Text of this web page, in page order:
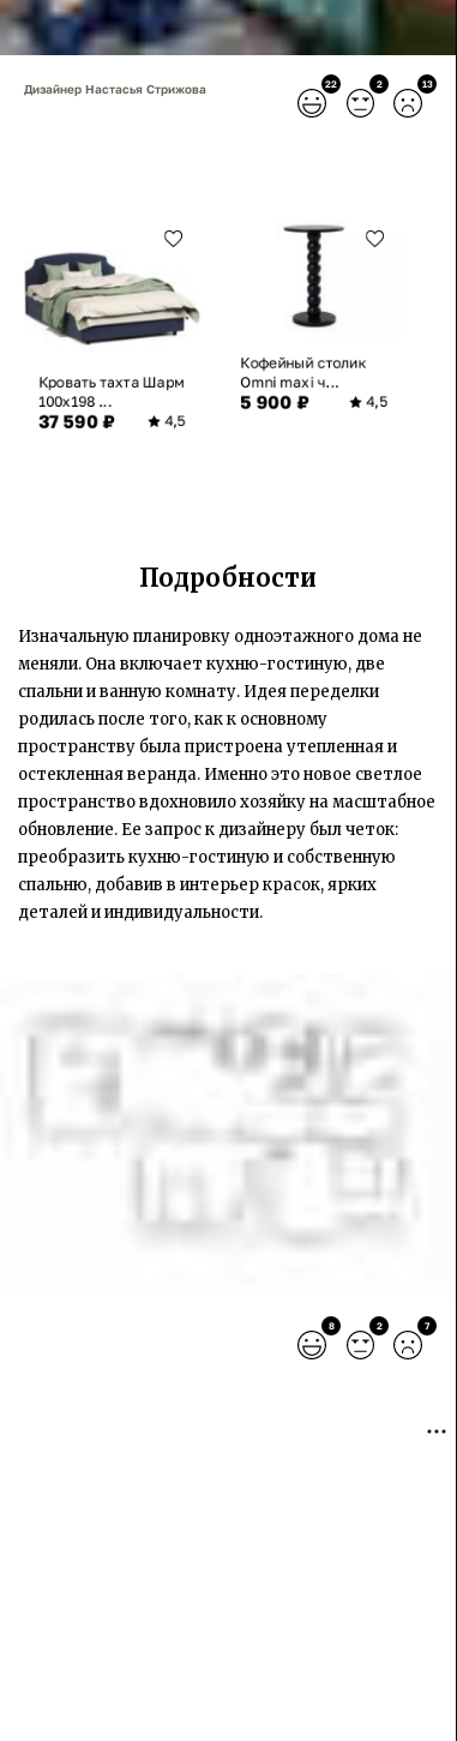
22 2 13
Дизайнер Настасья Стрижова
Кровать тахта Шарм
100х198 ...
37 590 ₽ 4,5
Кофейный столик
Omni maxi ч...
5 900 ₽ 4,5
Подробности
Изначальную планировку одноэтажного дома не
меняли. Она включает кухню-гостиную, две
спальни и ванную комнату. Идея переделки
родилась после того, как к основному
пространству была пристроена утепленная и
остекленная веранда. Именно это новое светлое
пространство вдохновило хозяйку на масштабное
обновление. Ее запрос к дизайнеру был четок:
преобразить кухню-гостиную и собственную
спальню, добавив в интерьер красок, ярких
деталей и индивидуальности.
8 2 7